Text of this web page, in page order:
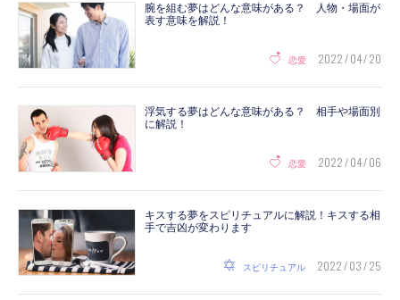
腕を組む夢はどんな意味がある？ 人物・場面が
表す意味を解説！
恋愛 2022 / 04 / 20
浮気する夢はどんな意味がある？ 相手や場面別
に解説！
恋愛 2022 / 04 / 06
キスする夢をスピリチュアルに解説！キスする相
手で吉凶が変わります
スピリチュアル 2022 / 03 / 25